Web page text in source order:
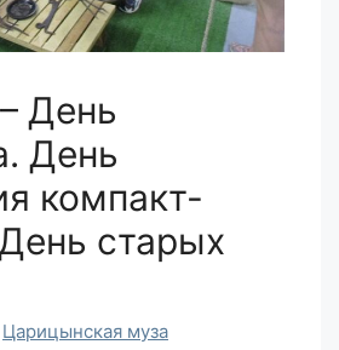
День
День
компакт-
старых
Царицынская муза